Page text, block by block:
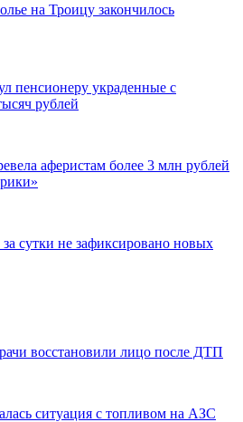
на Троицу закончилось
пенсионеру украденные с
рублей
аферистам более 3 млн рублей
сутки не зафиксировано новых
восстановили лицо после ДТП
ситуация с топливом на АЗС